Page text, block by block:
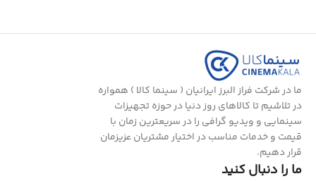
ما در شرکت فراز البرز ایرانیان ( سینما کالا ) همواره
در تلاشیم تا کالاهای روز دنیا در حوزه تجهیزات
سینمایی و ویدیو گرافی را در سریعترین زمان با
قیمت و خدمات مناسب در اختیار مشتریان عزیزمان
قرار دهیم.
ما را دنبال کنید